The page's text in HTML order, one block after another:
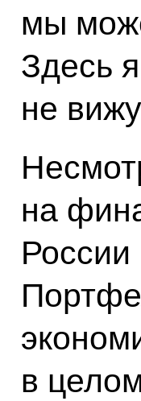
мы
Здесь
не
на
в